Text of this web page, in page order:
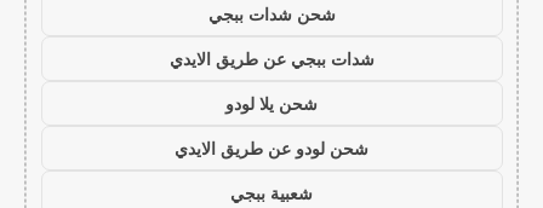
شحن شدات ببجي
شدات ببجي عن طريق الايدي
شحن يلا لودو
شحن لودو عن طريق الايدي
شعبية ببجي